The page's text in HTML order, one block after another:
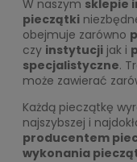
W naszym sklepie
pieczątki
obejmuje zarówno
czy instytucji jak i
specjalistyczne.
może zawierać
Każdą pieczątkę
najszybszej i
producentem
wykonania